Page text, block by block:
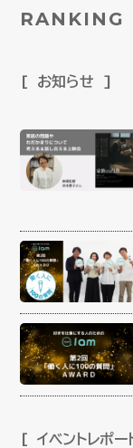
RANKING
お知らせ
イベントレポー